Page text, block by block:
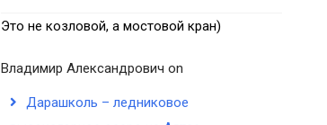
Это не козловой, а мостовой кран)
Владимир Александрович on
Дарашколь – ледниковое